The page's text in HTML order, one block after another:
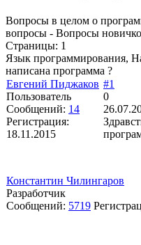
Вопросы в целом о
вопросы - Вопросы
Страницы: 1
Язык программирования,
написана программа ?
Евгений Пиджаков
Пользователь
Сообщений: 14
Регистрация:
18.11.2015
#1
0
Константин Чилингаров
Разработчик
Сообщений: 5719